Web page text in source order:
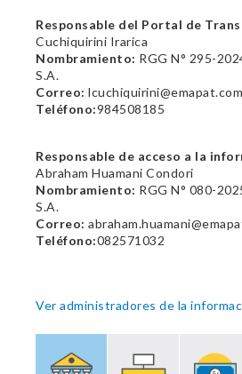
Responsable del Portal de
Cuchiquirini Irarica
Nombramiento: RGG N° 295-
S.A.
Correo:
Teléfono:984508185
Responsable de acceso a la
Abraham Huamani Condori
Nombramiento: RGG N° 080-
S.A.
Correo:
Teléfono:082571032
Ver administradores de la